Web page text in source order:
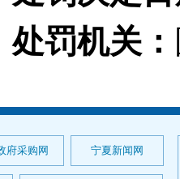
罚机关：
府采购网 宁夏新闻网